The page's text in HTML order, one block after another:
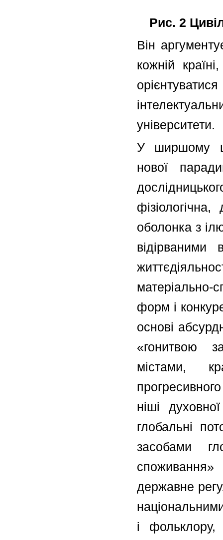
Рис. 2
Він
кожній
університети.
У ширшому
нової
оболонка з
відірваними
матеріально-
форм і
основі
«гонитвою
містами,
ніші
глобальні
засобами
державне
і фольклору,